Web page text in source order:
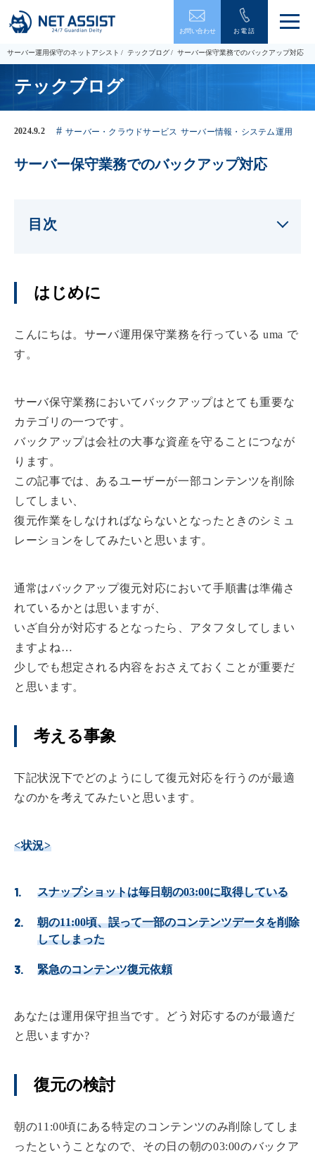
お問い合わせ お電話
メ
ュ
ー
る
サーバー運用保守のネットアシスト テックブログ サーバー保守業務でのバックアップ対応
テックブログ
2024.9.2 サーバー・クラウドサービス サーバー情報・システム運用
サーバー保守業務でのバックアップ対応
目次
はじめに
こんにちは。サーバ運用保守業務を行っている uma で
す。
サーバ保守業務においてバックアップはとても重要な
カテゴリの一つです。
バックアップは会社の大事な資産を守ることにつなが
ります。
この記事では、あるユーザーが一部コンテンツを削除
してしまい、
復元作業をしなければならないとなったときのシミュ
レーションをしてみたいと思います。
通常はバックアップ復元対応において手順書は準備さ
れているかとは思いますが、
いざ自分が対応するとなったら、アタフタしてしまい
ますよね…
少しでも想定される内容をおさえておくことが重要だ
と思います。
考える事象
下記状況下でどのようにして復元対応を行うのが最適
なのかを考えてみたいと思います。
<状況>
スナップショットは毎日朝の03:00に取得している
朝の11:00頃、誤って一部のコンテンツデータを削除
してしまった
緊急のコンテンツ復元依頼
あなたは運用保守担当です。どう対応するのが最適だ
と思いますか?
復元の検討
朝の11:00頃にある特定のコンテンツのみ削除してしま
ったということなので、その日の朝の03:00のバックア